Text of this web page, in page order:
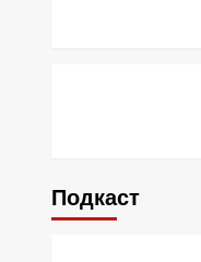
Подкаст